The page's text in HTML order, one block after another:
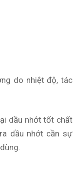
do nhiệt độ, tác
dầu nhớt tốt chất
dầu nhớt cần sự